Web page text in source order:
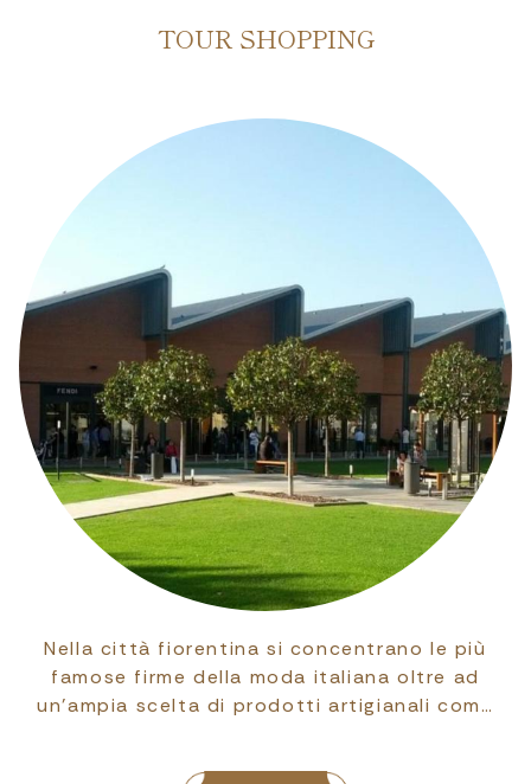
TOUR SHOPPING
Nella città fiorentina si concentrano le più
famose firme della moda italiana oltre ad
un'ampia scelta di prodotti artigianali com…